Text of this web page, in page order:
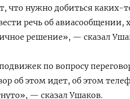
что нужно добиться каких-
речь об авиасообщении,
решение», — сказал
по вопросу
об этом идет, об этом
— сказал Ушаков.